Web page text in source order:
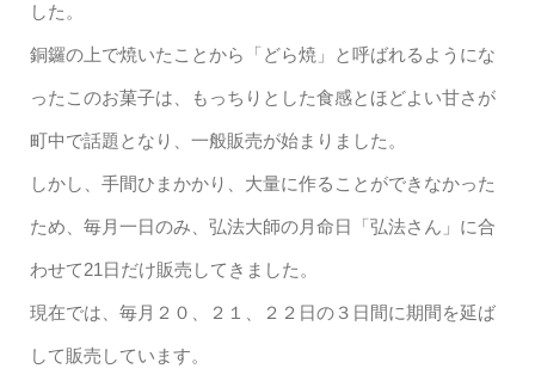
した。
銅鑼の上で焼いたことから「どら焼」と呼ばれるようにな
ったこのお菓子は、もっちりとした食感とほどよい甘さが
町中で話題となり、一般販売が始まりました。
しかし、手間ひまかかり、大量に作ることができなかった
ため、毎月一日のみ、弘法大師の月命日「弘法さん」に合
わせて21日だけ販売してきました。
現在では、毎月２０、２１、２２日の３日間に期間を延ば
して販売しています。